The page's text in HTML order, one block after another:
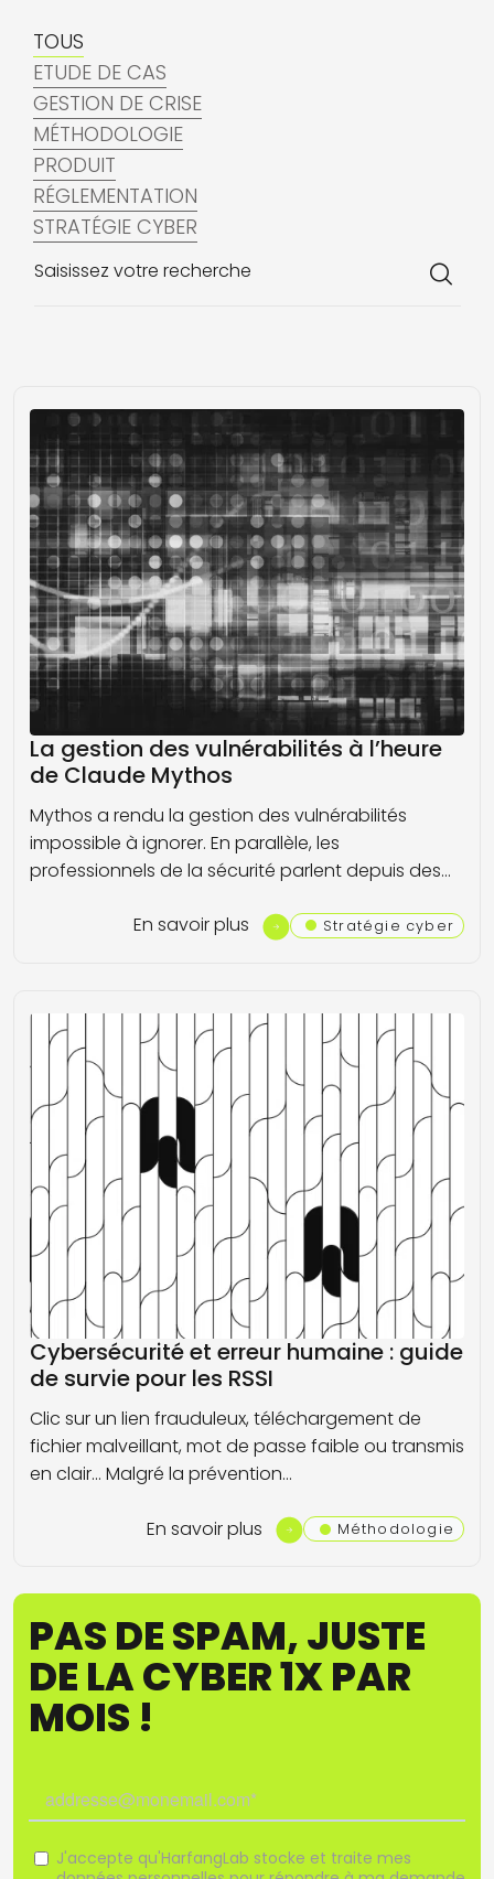
TOUS
ETUDE DE CAS
GESTION DE CRISE
MÉTHODOLOGIE
PRODUIT
RÉGLEMENTATION
STRATÉGIE CYBER
Saisissez votre recherche
La gestion des vulnérabilités à l’heure
de Claude Mythos
Mythos a rendu la gestion des vulnérabilités
impossible à ignorer. En parallèle, les
professionnels de la sécurité parlent depuis des…
En savoir plus Stratégie cyber
Cybersécurité et erreur humaine : guide
de survie pour les RSSI
Clic sur un lien frauduleux, téléchargement de
fichier malveillant, mot de passe faible ou transmis
en clair... Malgré la prévention…
En savoir plus Méthodologie
PAS DE SPAM, JUSTE
DE LA CYBER 1X PAR
MOIS !